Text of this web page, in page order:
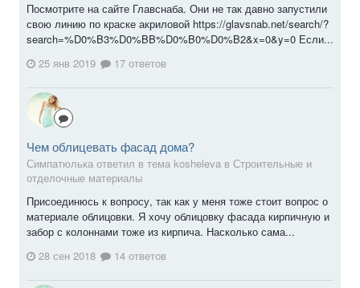
Посмотрите на сайте Главснаба. Они не так давно запустили
свою линию по краске акриловой https://glavsnab.net/search/?
search=%D0%B3%D0%BB%D0%B0%D0%B2&x=0&y=0 Если...
25 янв 2019
17 ответов
Чем облицевать фасад дома?
Симпатюлька ответил в тема kosheleva в Строительные и
отделочные материалы
Присоединюсь к вопросу, так как у меня тоже стоит вопрос о
материале облицовки. Я хочу облицовку фасада кирпичную и
забор с колоннами тоже из кирпича. Насколько сама...
28 сен 2018
14 ответов